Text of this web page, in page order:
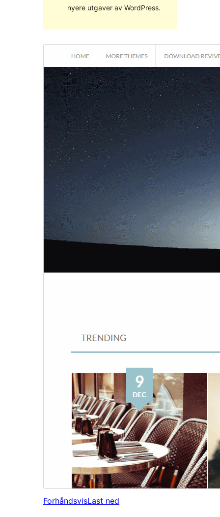
nyere utgaver av WordPress.
ForhåndsvisLast ned